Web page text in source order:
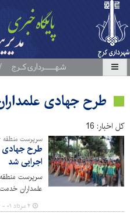
طرح جهادی
کل اخبار: 16
سرپرست منطقه ۶ شهرداری کرج خبر داد:
طرح جهادی
اجرایی شد
علمداران
۲ مرداد ۰۱ - ۱۲:۲۶